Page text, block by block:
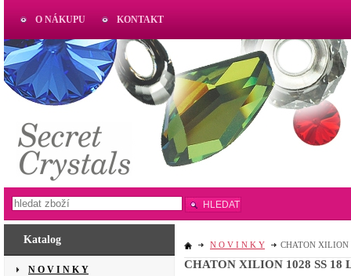
Katalog
N O V I N K Y
N O V I N K Y CHATON XILION
CHATON XILION 1028 SS 18
O NÁKUPU KONTAKT
AKTUAL
www.aktual-koralky.cz
HLEDAT